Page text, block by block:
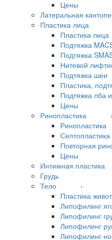
Цены
Латеральная
Пластика лица
Пластика лица
Подтяжка
Подтяжка
Нитевой
Подтяжка шеи
Пластика,
Подтяжка лба
Цены
Ринопластика ›
Ринопластика
Септопластика
Повторная
Цены
Интимная пластика
Грудь
Тело ›
Пластика
Липофилинг
Липофилинг
Липофилинг
Липофилинг